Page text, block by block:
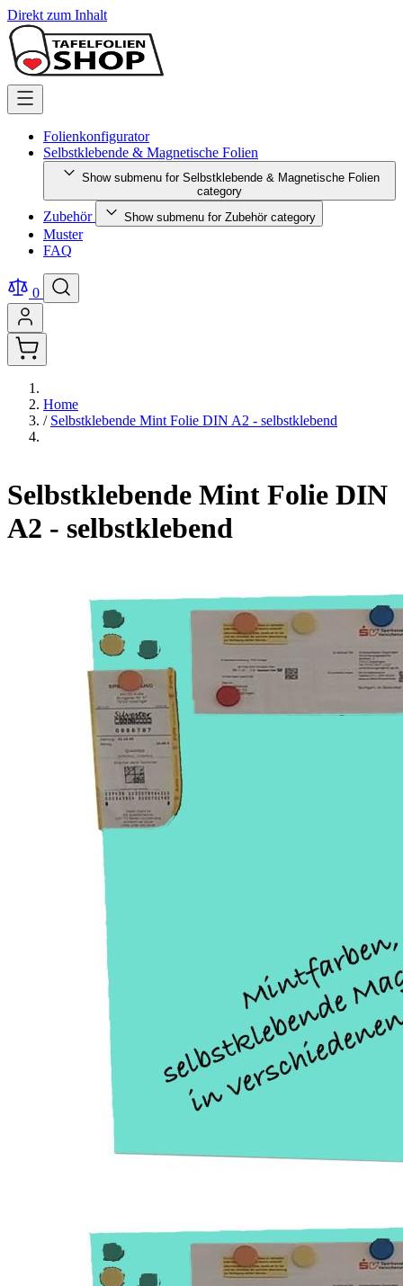
Direkt zum Inhalt
Folienkonfigurator
Selbstklebende & Magnetische Folien
Show submenu for Selbstklebende & Magnetische Folien
category
Zubehör Show submenu for Zubehör category
Muster
FAQ
0
Home
/ Selbstklebende Mint Folie DIN A2 - selbstklebend
Selbstklebende Mint Folie DIN
A2 - selbstklebend